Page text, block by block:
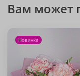
Вам может
Новинка